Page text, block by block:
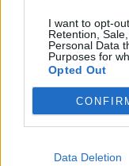
I want to opt-
Retention,
Personal Data
Purposes for
Opted Out
Data Deletion
Rechercher